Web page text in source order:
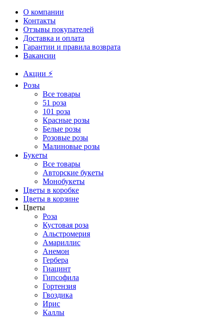
О компании
Контакты
Отзывы покупателей
Доставка и оплата
Гарантии и правила возврата
Вакансии
Акции ⚡️
Розы
Все товары
51 роза
101 роза
Красные розы
Белые розы
Розовые розы
Малиновые розы
Букеты
Все товары
Авторские букеты
Монобукеты
Цветы в коробке
Цветы в корзине
Цветы
Роза
Кустовая роза
Альстромерия
Амариллис
Анемон
Гербера
Гиацинт
Гипсофила
Гортензия
Гвоздика
Ирис
Каллы